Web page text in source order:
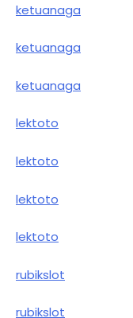
ketuanaga
ketuanaga
ketuanaga
lektoto
lektoto
lektoto
lektoto
rubikslot
rubikslot